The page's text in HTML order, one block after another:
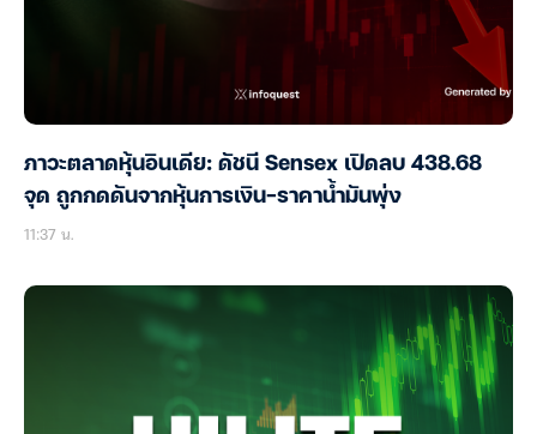
ภาวะตลาดหุ้นอินเดีย: ดัชนี Sensex เปิดลบ 438.68
จุด ถูกกดดันจากหุ้นการเงิน-ราคาน้ำมันพุ่ง
11:37 น.